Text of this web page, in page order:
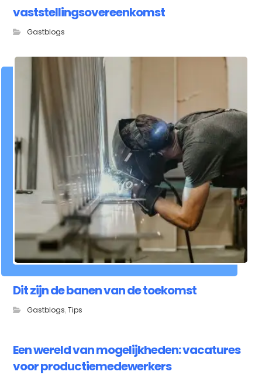
vaststellingsovereenkomst
Gastblogs
Dit zijn de banen van de toekomst
Gastblogs,Tips
Een wereld van mogelijkheden: vacatures
voor productiemedewerkers